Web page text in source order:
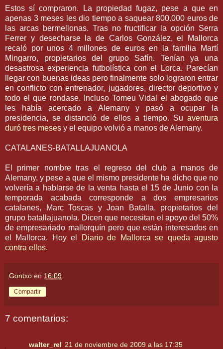
Estos sí compraron. La propiedad fugaz, pese a que en
apenas 3 meses les dio tiempo a saquear 800.000 euros de
las arcas bermellonas. Tras no fructificar la opción Serra
Ferrer y desecharse la de Carlos González, el Mallorca
recaló por unos 4 millones de euros en la familia Martí
Mingarro, propietarios del grupo Safín. Tenían ya una
desastrosa experiencia futbolística con el Lorca. Parecían
llegar con buenas ideas pero finalmente solo lograron entrar
en conflicto con entrenador, jugadores, director deportivo y
todo el que rondase. Incluso Tomeu Vidal el abogado que
les había acercado a Alemany y pasó a ocupar la
presidencia, se distanció de ellos a tiempo. Su aventura
duró tres meses y el equipo volvió a manos de Alemany.
CATALANES-BATALLAJUANOLA
El primer nombre tras el regreso del club a manos de
Alemany, y pese a que el mismo presidente ha dicho que no
volvería a hablarse de la venta hasta el 15 de Junio con la
temporada acabada corresponde a dos empresarios
catalanes, Marc Toscas y Joan Batalla, propietarios del
grupo batallajuanola. Dicen que necesitan el apoyo del 50%
de empresariado mallorquín pero que están interesados en
el Mallorca. Hoy el
Diario de Mallorca se queda agusto
contra ellos.
Gontxo en 16:09
Compartir
7 comentarios:
walter_rel 21 de noviembre de 2009 a las 17:35